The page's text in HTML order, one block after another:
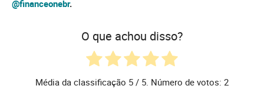
@financeonebr.
O que achou disso?
Média da classificação 5 / 5. Número de votos: 2